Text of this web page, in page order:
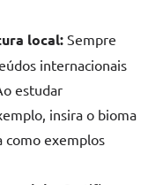
local: Sempre
internacionais
estudar
insira o bioma
como exemplos